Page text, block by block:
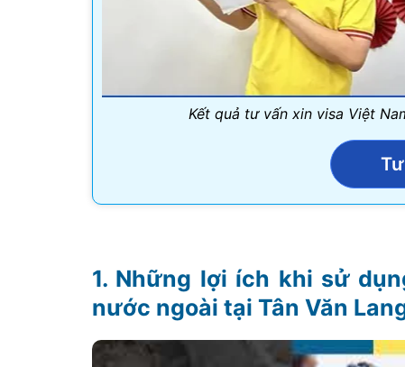
Kết quả tư vấn xin visa Việt
Những lợi ích khi sử
nước ngoài tại Tân Văn